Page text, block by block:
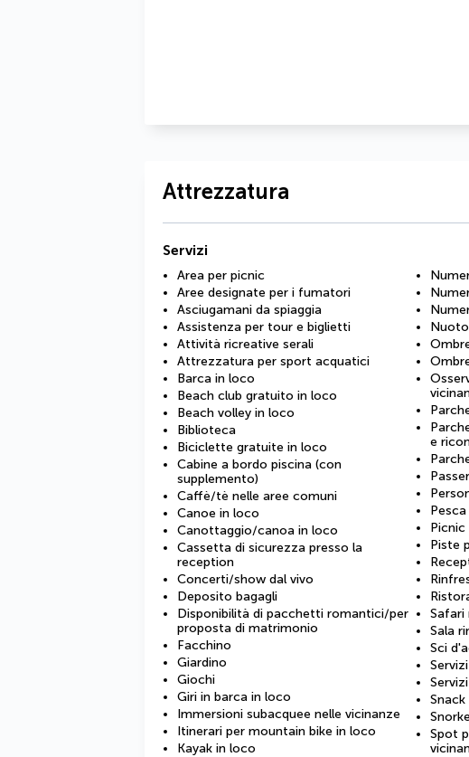
Attrezzatura
Servizi
Area per picnic
Aree designate per i fumatori
Asciugamani da spiaggia
Assistenza per tour e biglietti
Attività ricreative serali
Attrezzatura per sport acquatici
Barca in loco
Beach club gratuito in loco
Beach volley in loco
Biblioteca
Biciclette gratuite in loco
Cabine a bordo piscina (con
supplemento)
Caffè/tè nelle aree comuni
Canoe in loco
Canottaggio/canoa in loco
Cassetta di sicurezza presso la
reception
Concerti/show dal vivo
Deposito bagagli
Disponibilità di pacchetti romantici/per
proposta di matrimonio
Facchino
Giardino
Giochi
Giri in barca in loco
Immersioni subacquee nelle vicinanze
Itinerari per mountain bike in loco
Kayak in loco
e
Piste
Safari
Sala
Sci
Spot